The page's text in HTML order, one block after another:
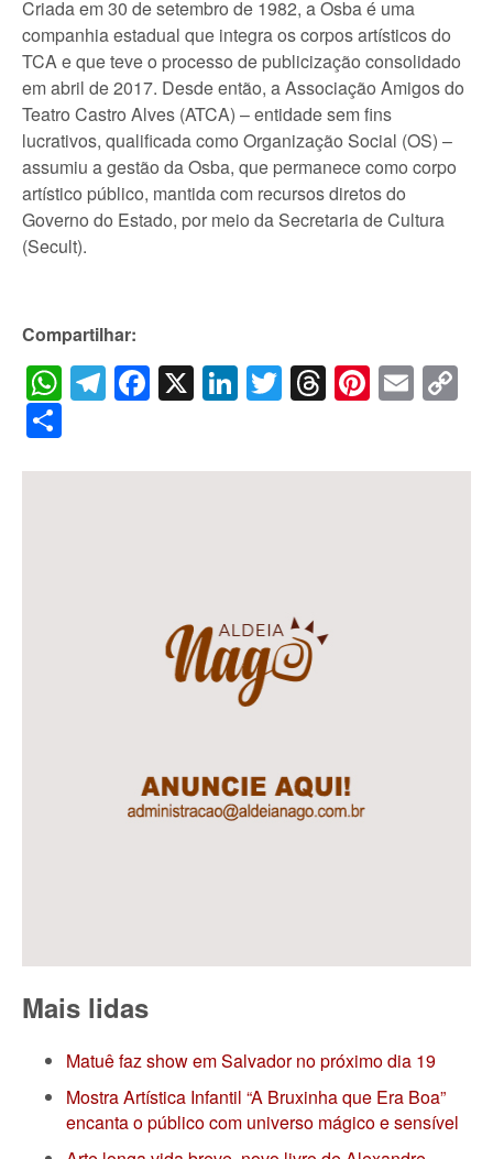
Criada em 30 de setembro de 1982, a Osba é uma
companhia estadual que integra os corpos artísticos do
TCA e que teve o processo de publicização consolidado
em abril de 2017. Desde então, a Associação Amigos do
Teatro Castro Alves (ATCA) – entidade sem fins
lucrativos, qualificada como Organização Social (OS) –
assumiu a gestão da Osba, que permanece como corpo
artístico público, mantida com recursos diretos do
Governo do Estado, por meio da Secretaria de Cultura
(Secult).
Compartilhar:
WhatsApp
Telegram
Facebook
X LinkedIn
Twitter
Threads
Mais lidas
Matuê faz show em Salvador no próximo dia 19
Mostra Artística Infantil “A Bruxinha que Era Boa”
encanta o público com universo mágico e sensível